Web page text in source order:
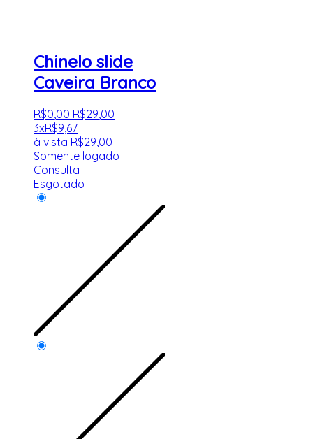
Chinelo slide
Caveira Branco
R$0,00 R$29 00
3xR$9,67
à vista R$29,00
Somente logado
Consulta
Esgotado